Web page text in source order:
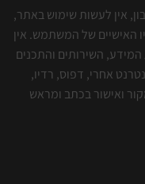
אין לעשות שימוש באתר,
האישיים של המשתמש. אין
השירותים והתכנים
אחרי, דפוס, רדיו,
ואישור בכתב ומראש